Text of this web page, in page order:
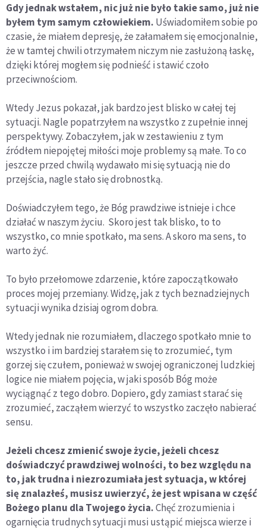
Gdy jednak wstałem, nic już nie było takie samo, już nie
byłem tym samym człowiekiem. Uświadomiłem sobie po
czasie, że miałem depresję, że załamałem się emocjonalnie,
że w tamtej chwili otrzymałem niczym nie zasłużoną łaskę,
dzięki której mogłem się podnieść i stawić czoło
przeciwnościom.
Wtedy Jezus pokazał, jak bardzo jest blisko w całej tej
sytuacji. Nagle popatrzyłem na wszystko z zupełnie innej
perspektywy. Zobaczyłem, jak w zestawieniu z tym
źródłem niepojętej miłości moje problemy są małe. To co
jeszcze przed chwilą wydawało mi się sytuacją nie do
przejścia, nagle stało się drobnostką.
Doświadczyłem tego, że Bóg prawdziwe istnieje i chce
działać w naszym życiu. Skoro jest tak blisko, to to
wszystko, co mnie spotkało, ma sens. A skoro ma sens, to
warto żyć.
To było przełomowe zdarzenie, które zapoczątkowało
proces mojej przemiany. Widzę, jak z tych beznadziejnych
sytuacji wynika dzisiaj ogrom dobra.
Wtedy jednak nie rozumiałem, dlaczego spotkało mnie to
wszystko i im bardziej starałem się to zrozumieć, tym
gorzej się czułem, ponieważ w swojej ograniczonej ludzkiej
logice nie miałem pojęcia, w jaki sposób Bóg może
wyciągnąć z tego dobro. Dopiero, gdy zamiast starać się
zrozumieć, zacząłem wierzyć to wszystko zaczęło nabierać
sensu.
Jeżeli chcesz zmienić swoje życie, jeżeli chcesz
doświadczyć prawdziwej wolności, to bez względu na
to, jak trudna i niezrozumiała jest sytuacja, w której
się znalazłeś, musisz uwierzyć, że jest wpisana w część
Bożego planu dla Twojego życia.Chęć zrozumienia i
ogarnięcia trudnych sytuacji musi ustąpić miejsca wierze i